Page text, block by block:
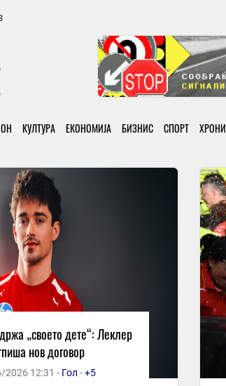
КУЛТУРА ЕКОНОМИЈА БИЗНИС СПОРТ
„своето дете“: Леклер
нов договор
2026 12:31 - Гол -+5